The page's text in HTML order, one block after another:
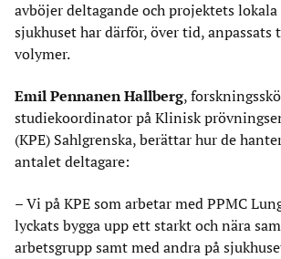
avböjer deltagande och projektets
sjukhuset har därför, över tid,
volymer.
Emil Pennanen Hallberg,
studiekoordinator på Klinisk
(KPE) Sahlgrenska, berättar hur de
antalet deltagare:
– Vi på KPE som arbetar med PPMC
lyckats bygga upp ett starkt och nära
arbetsgrupp samt med andra på